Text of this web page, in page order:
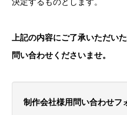
上記の内容にご了承いただい
問い合わせくださいませ。
制作会社様用問い合わせフ